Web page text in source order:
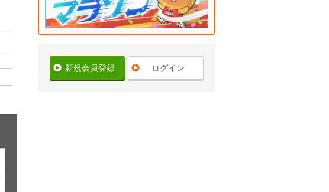
新規会員登録 ログイン